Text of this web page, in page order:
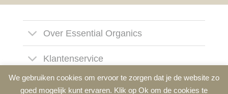
Over Essential Organics
Klantenservice
Social
We gebruiken cookies om ervoor te zorgen dat je de website zo
goed mogelijk kunt ervaren. Klik op Ok om de cookies te